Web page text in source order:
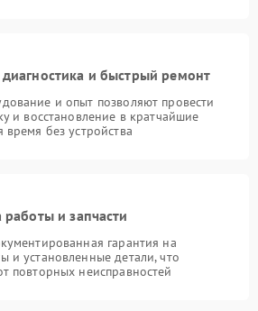
диагностика и быстрый ремонт
и опыт позволяют провести
и восстановление в кратчайшие
без устройства
работы и запчасти
гарантия на
и установленные детали, что
повторных неисправностей